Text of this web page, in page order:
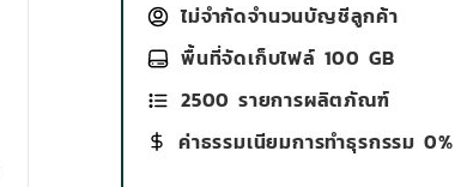
ไม่จำกัดจำนวนบัญชีลูกค้า
พื้นที่จัดเก็บไฟล์ 100 GB
2500 รายการผลิตภัณฑ์
ค่าธรรมเนียมการทำธุรกรรม 0%